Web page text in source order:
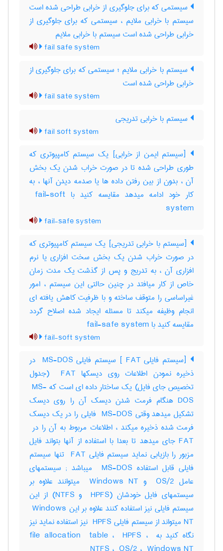
سیستمی که برای جلوگیری از خرابی طراحی شده است
سیستم با خرابی ملایم ، سیستمی که برای جلوگیری از
خرابی طراحی شده است سیستم با خرابی ملایم
fail safe system
سیستم با خرابی ملایم ؛ سیستمی که برای جلوگیری از
خرابی طراحی شده است
fail sate system
سیستم با خرابی تدریجی
fail soft system
[سیستم ایمن از خرابی] یک سیستم کامپیوتری که
طوری طراحی شده تا در صورت خراب شدن یک بخش
آن ، بدون از بین رفتن داده ها یا صدمه دیدن آنها ، به
کار خود ادامه میدهد مقایسه کنید با ‎ fail-soft
system
fail-safe system
[سیستم با خرابی تدریجی] یک سیستم کامپیوتری که
در صورت خراب شدن یک بخش سخت افزاری یا نرم
افزاری آن ، به تدریج و پس از گذشت یک مدت زمان
خاص از کار میافتد در چنین حالتی این سیستم ، امور
غیراساسی را متوقف ساخته و با ظرفیت کاهش یافته ای
انجام وظیفه میکند تا مسئله ایجاد شده اصلاح گردد
مقایسه کنید با ‎ fail-safe system
fail-soft system
[سیستم فایلی ‎ FAT] سیستم فایلی ‎ MS-DOS در
ذخیره نمودن اطلاعات روی دیسکها ‎ FAT (جدول
تخصیص جای فایل) یک ساختار داده ای است که ‎ MS-
DOS هنگام فرمت شدن دیسک آن را روی دیسک
تشکیل میدهد وقتی ‎ MS-DOS فایلی را در یک دیسک
FAT جای میدهد تا بعدا با استفاده از آنها بتواند فایل
مزبور را بازیابی نماید سیستم فایلی ‎ FAT تنها سیستم
فایلی قابل استفاده ‎ MS-DOS میباشد‎ ; سیستمهای
عامل ‎ OS/2 و ‎ Windows NT میتوانند علاوه بر
سیستمهای فایل خودشان (‎ HPFS و ‎NTFS) از این
سیستم فایلی نیز استفاده کنند علاوه بر این ‎ Windows
NT میتواند از سیستم فایلی ‎ HPFS نیز استفاده نماید نیز
نگاه کنید به ‎file allocation ‎ table ، ‎ HPFS ، ‎